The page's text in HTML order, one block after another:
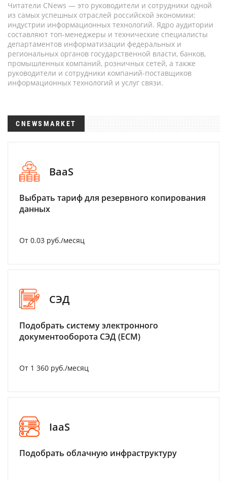
Читатели CNews — это руководители и сотрудники одной
из самых успешных отраслей российской экономики:
индустрии информационных технологий. Ядро аудитории
составляют топ-менеджеры и технические специалисты
департаментов информатизации федеральных и
региональных органов государственной власти, банков,
промышленных компаний, розничных сетей, а также
руководители и сотрудники компаний-поставщиков
информационных технологий и услуг связи.
CNEWSMARKET
BaaS
Выбрать тариф для резервного копирования
данных
От 0.03 руб./месяц
СЭД
Подобрать систему электронного
документооборота СЭД (ECM)
От 1 360 руб./месяц
IaaS
Подобрать облачную инфраструктуру